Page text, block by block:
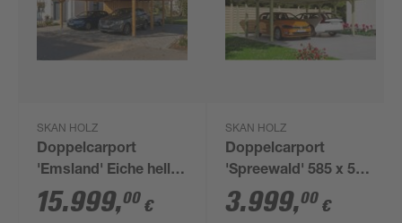
SKAN HOLZ
Doppelcarport
'Emsland' Eiche hell
609 x 846 cm mit
EPDM-Dach
15.999,00 €
SKAN HOLZ
Doppelcarport
'Spreewald' 585 x 589
cm schwarze Blende
KDI imprägniert
3.999,00 €